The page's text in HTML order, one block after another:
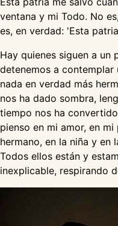
ventana y mi Todo. No
es, en verdad: 'Esta
Hay quienes siguen a un
detenemos a contemplar
nada en verdad más
nos ha dado sombra,
tiempo nos ha
pienso en mi amor, en
hermano, en la niña y en
Todos ellos están y
inexplicable, respirando